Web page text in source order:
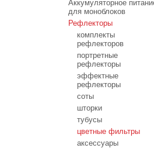
Аккумуляторное
для моноблоков
Рефлекторы
комплекты
рефлекторов
портретные
рефлекторы
эффектные
рефлекторы
соты
шторки
тубусы
цветные фильтры
аксессуары